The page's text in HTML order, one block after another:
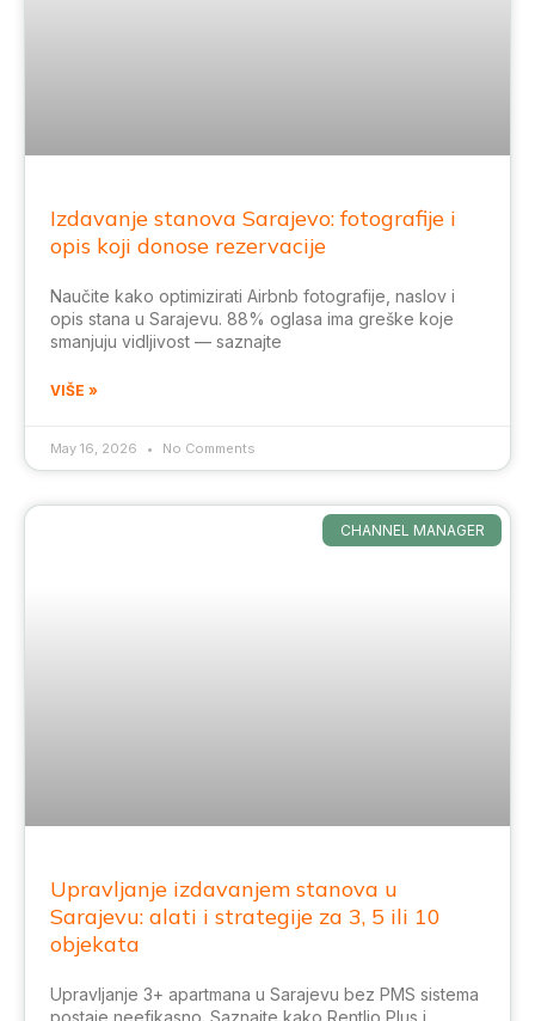
Izdavanje stanova Sarajevo: fotografije i
opis koji donose rezervacije
Naučite kako optimizirati Airbnb fotografije, naslov i
opis stana u Sarajevu. 88% oglasa ima greške koje
smanjuju vidljivost — saznajte
VIŠE »
May 16, 2026 No Comments
CHANNEL MANAGER
Upravljanje izdavanjem stanova u
Sarajevu: alati i strategije za 3, 5 ili 10
objekata
Upravljanje 3+ apartmana u Sarajevu bez PMS sistema